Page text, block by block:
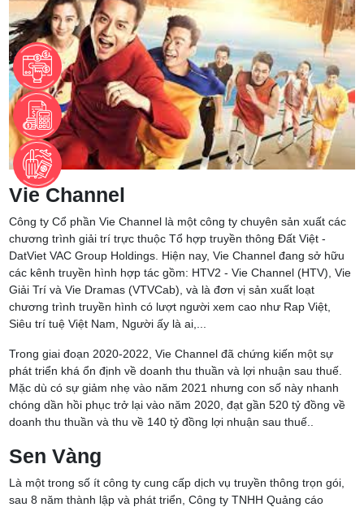
Vie Channel
Công ty Cổ phần Vie Channel là một công ty chuyên sản xuất các
chương trình giải trí trực thuộc Tổ hợp truyền thông Đất Việt -
DatViet VAC Group Holdings. Hiện nay, Vie Channel đang sở hữu
các kênh truyền hình hợp tác gồm: HTV2 - Vie Channel (HTV), Vie
Giải Trí và Vie Dramas (VTVCab), và là đơn vị sản xuất loạt
chương trình truyền hình có lượt người xem cao như Rap Việt,
Siêu trí tuệ Việt Nam, Người ấy là ai,...
Trong giai đoạn 2020-2022, Vie Channel đã chứng kiến một sự
phát triển khá ổn định về doanh thu thuần và lợi nhuận sau thuế.
Mặc dù có sự giảm nhẹ vào năm 2021 nhưng con số này nhanh
chóng dần hồi phục trở lại vào năm 2020, đạt gần 520 tỷ đồng về
doanh thu thuần và thu về 140 tỷ đồng lợi nhuận sau thuế..
Sen Vàng
Là một trong số ít công ty cung cấp dịch vụ truyền thông trọn gói,
sau 8 năm thành lập và phát triển, Công ty TNHH Quảng cáo